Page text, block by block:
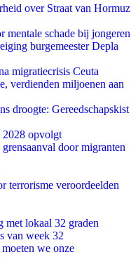
over Straat van Hormuz
schade bij jongeren
burgemeester Depla
migratiecrisis Ceuta
verdienden miljoenen aan
droogte: Gereedschapskist
2028 opvolgt
door migranten
terrorisme veroordeelden
met lokaal 32 graden
van week 32
we onze